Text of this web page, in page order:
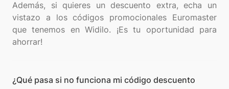
Además, si quieres un descuento extra, echa un
vistazo a los códigos promocionales Euromaster
que tenemos en Widilo. ¡Es tu oportunidad para
¿Qué pasa si no funciona mi código descuento